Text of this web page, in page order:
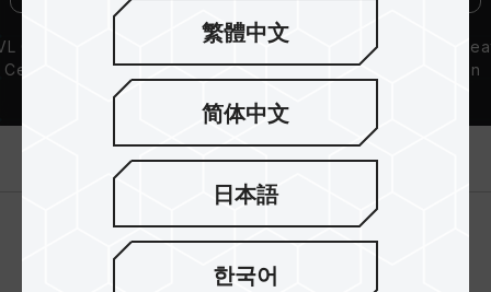
Compatibility
Certification
Lifetime Warranty
Aluminum
Dissipation
제품 소개
繁體中文
简体中文
日本語
한국어